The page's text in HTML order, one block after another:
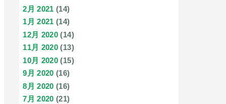
2月 2021 (14)
1月 2021 (14)
12月 2020 (14)
11月 2020 (13)
10月 2020 (15)
9月 2020 (16)
8月 2020 (16)
7月 2020 (21)